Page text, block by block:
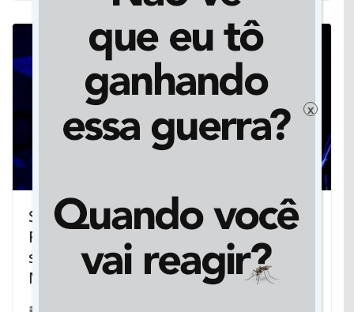
Som da Concha, Moda Inclusiva,
Rionegro e Solimões, e Festival Afronta
são destaques do fim de semana em
MS
x